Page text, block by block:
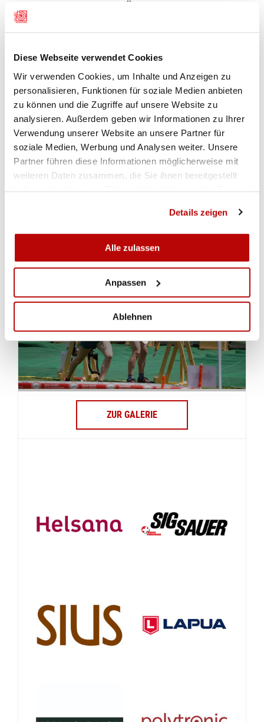
Diese Webseite verwendet Cookies
Wir verwenden Cookies, um Inhalte und Anzeigen zu
personalisieren, Funktionen für soziale Medien anbieten
zu können und die Zugriffe auf unsere Website zu
analysieren. Außerdem geben wir Informationen zu Ihrer
Verwendung unserer Website an unsere Partner für
soziale Medien, Werbung und Analysen weiter. Unsere
Partner führen diese Informationen möglicherweise mit
weiteren Daten zusammen, die Sie ihnen bereitgestellt
Details zeigen
Alle zulassen
Anpassen
Ablehnen
überträgt ab 14:45 Uhr die spannenden Finalläufe
Männer live im Internet.
Livestream: www.swissshooting.ch/livestream
RANGLISTEN
ZUR GALERIE